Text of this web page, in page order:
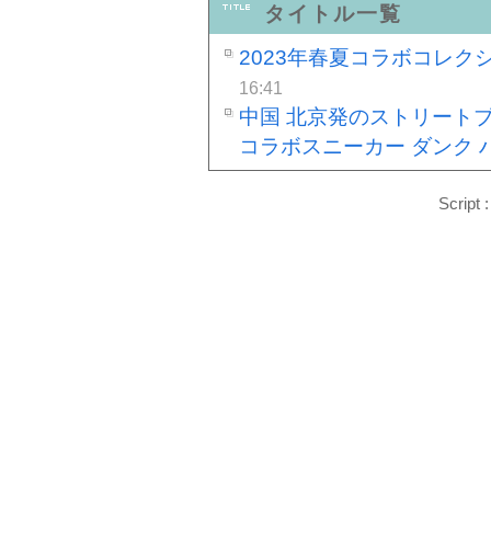
タイトル一覧
2023年春夏コラボコレク
16:41
中国 北京発のストリート
コラボスニーカー ダンク
Script